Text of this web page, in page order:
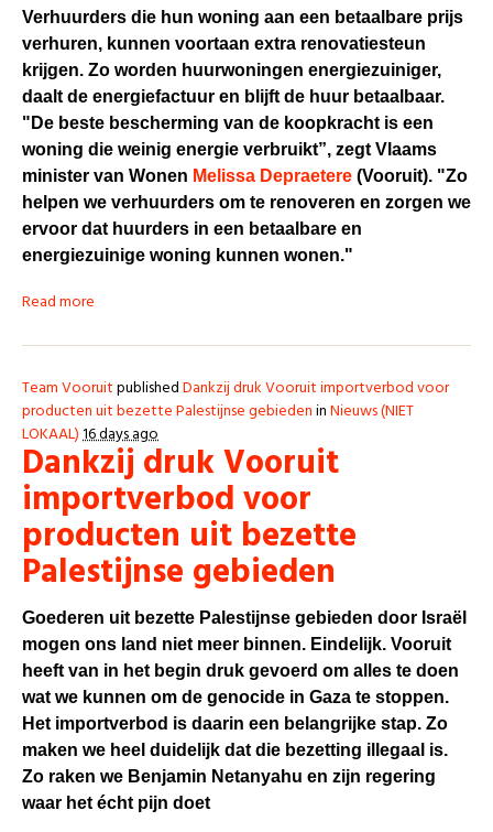
Verhuurders die hun woning aan een betaalbare prijs
verhuren, kunnen voortaan extra renovatiesteun
krijgen. Zo worden huurwoningen energiezuiniger,
daalt de energiefactuur en blijft de huur betaalbaar.
"De beste bescherming van de koopkracht is een
woning die weinig energie verbruikt”, zegt Vlaams
minister van Wonen Melissa Depraetere (Vooruit). "Zo
helpen we verhuurders om te renoveren en zorgen we
ervoor dat huurders in een betaalbare en
energiezuinige woning kunnen wonen."
Read more
Team VooruitpublishedDankzij druk Vooruit importverbod voor
producten uit bezette Palestijnse gebiedeninNieuws (NIET
LOKAAL)16 days ago
Dankzij druk Vooruit
importverbod voor
producten uit bezette
Palestijnse gebieden
Goederen uit bezette Palestijnse gebieden door Israël
mogen ons land niet meer binnen. Eindelijk. Vooruit
heeft van in het begin druk gevoerd om alles te doen
wat we kunnen om de genocide in Gaza te stoppen.
Het importverbod is daarin een belangrijke stap. Zo
maken we heel duidelijk dat die bezetting illegaal is.
Zo raken we Benjamin Netanyahu en zijn regering
waar het écht pijn doet